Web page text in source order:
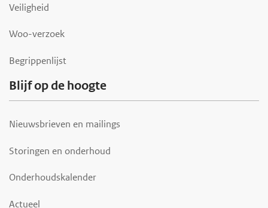
e
r
Veiligheid
Woo-verzoek
Begrippenlijst
Blijf op de hoogte
Nieuwsbrieven en mailings
Storingen en onderhoud
Onderhoudskalender
Actueel